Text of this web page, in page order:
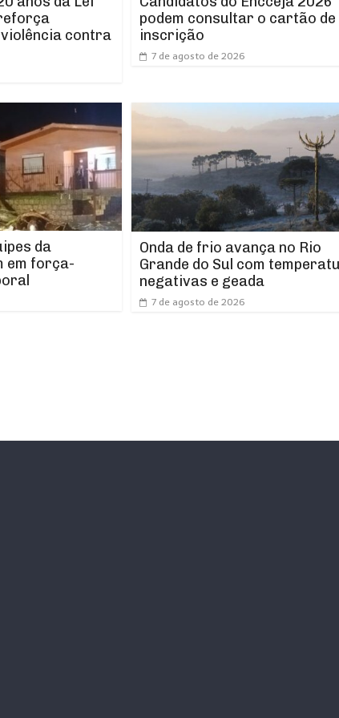
contra
podem consultar o cartão de
inscrição
7 de agosto de 2026
da
em força-
Onda de frio avança no Rio
Grande do Sul com
negativas e geada
7 de agosto de 2026